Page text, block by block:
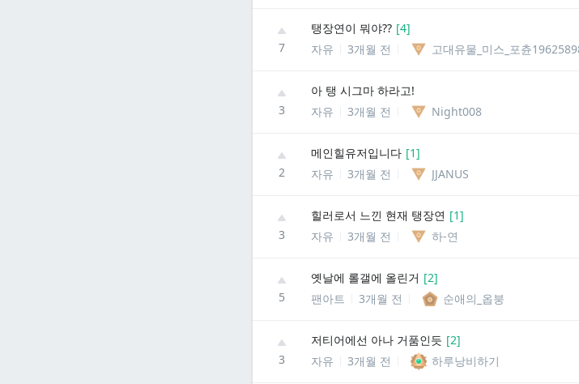
7
탱장연이 뭐야?? [4]
자유
3개월 전 고대유물_미스_포츈
3
아 탱 시그마 하라고!
자유
3개월 전 Night008
2
메인힐유저입니다 [1]
자유
3개월 전 JJANUS
3
힐러로서 느낀 현재 탱장연 [1]
자유
3개월 전 하-연
5
옛날에 롤갤에 올린거 [2]
팬아트
3개월 전 순애의_옵붕
3
저티어에선 아나 거품인듯 [2]
자유
3개월 전 하루낭비하기